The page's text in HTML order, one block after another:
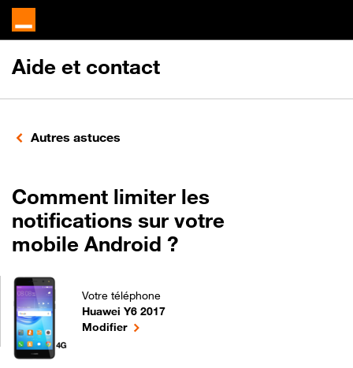
Aide et contact
Autres astuces
Comment limiter les
notifications sur votre
mobile Android ?
Votre téléphone
Huawei Y6 2017
Comment limiter les notifications sur votre mobile
Modifierle téléphone sélectionné